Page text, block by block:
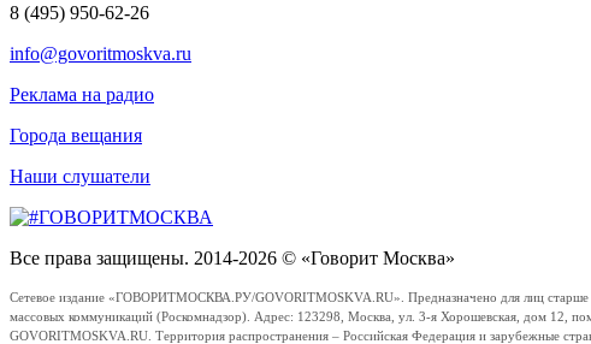
8 (495) 950-62-26
info@govoritmoskva.ru
Реклама на радио
Города вещания
Наши слушатели
Все права защищены. 2014-2026 © «Говорит Москва»
Сетевое издание «ГОВОРИТМОСКВА.РУ/GOVORITMOSKVA.RU». Предназначено для лиц старше
массовых коммуникаций (Роскомнадзор). Адрес: 123298, Москва, ул. 3-я Хорошевская, дом 12,
GOVORITMOSKVA.RU. Территория распространения – Российская Федерация и зарубежные